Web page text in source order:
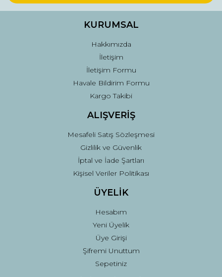
Ürün fiyatı diğer sitelerden daha pahalı.
Gönder
KURUMSAL
Hakkımızda
İletişim
İletişim Formu
Havale Bildirim Formu
Kargo Takibi
ALIŞVERİŞ
Mesafeli Satış Sözleşmesi
Gizlilik ve Güvenlik
İptal ve İade Şartları
Kişisel Veriler Politikası
ÜYELİK
Hesabım
Yeni Üyelik
Üye Girişi
Şifremi Unuttum
Sepetiniz